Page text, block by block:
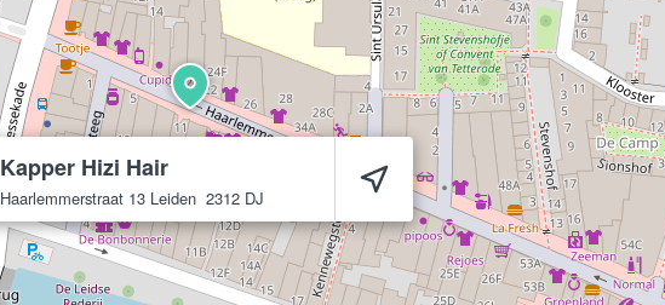
Kapper Hizi Hair
Haarlemmerstraat 13 Leiden 2312 DJ